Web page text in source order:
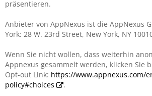
präsentieren.
Anbieter von AppNexus ist die AppNexus
York: 28 W. 23rd Street, New York, NY
Wenn Sie nicht wollen, dass weiterhin
Appnexus gesammelt werden, klicken Sie
Opt-out Link: https://www.appnexus.com/
policy#choices
.